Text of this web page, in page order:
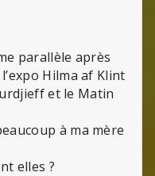
parallèle après
Hilma af Klint
et le Matin
à ma mère
elles ?